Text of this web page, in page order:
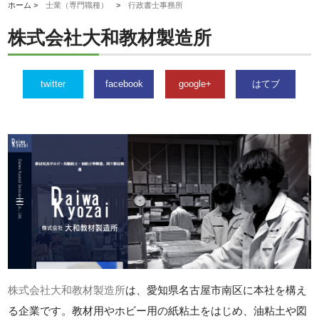
ホーム >士業（専門職種） >行政書士事務所
株式会社大和教材製造所
twitter facebook google+ はてブ
株式会社大和教材製造所は、愛知県名古屋市南区に本社を構え
る企業です。教材用やホビー用の紙粘土をはじめ、油粘土や図